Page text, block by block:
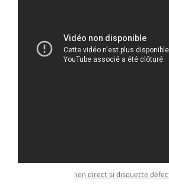
lien direct si disquette